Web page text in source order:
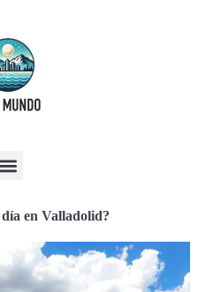
en Valladolid?